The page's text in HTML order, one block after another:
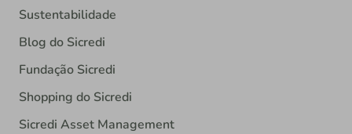
Sustentabilidade
Blog do Sicredi
Fundação Sicredi
Shopping do Sicredi
Sicredi Asset Management